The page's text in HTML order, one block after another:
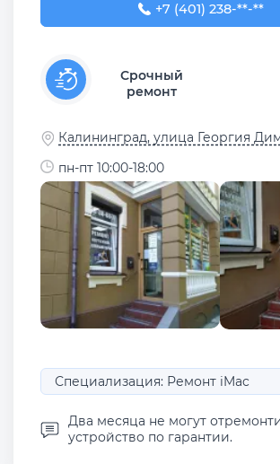
+7 (401) 238-88-77
+7 (401) 238-**-**
Срочный
ремонт
Калининград, улица Георгия
пн-пт 10:00-18:00
Специализация: Ремонт iMac
Два месяца не могут
устройство по гарантии.